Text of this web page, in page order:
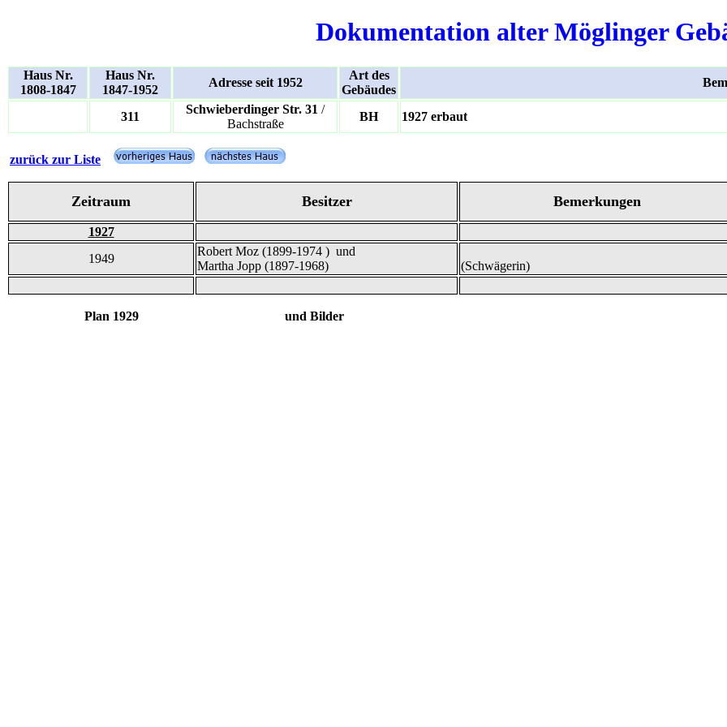
Dokumentation alter Möglinger
Haus Nr.
1808-1847
Haus Nr.
1847-1952
Adresse seit 1952
Art des
Gebäudes
311
Schwieberdinger Str. 31 /
Bachstraße
BH 1927 erbaut
zurück zur Liste
Zeitraum Besitzer Bemerkungen
1927
1949
Robert Moz (1899-1974 ) und
Martha Jopp (1897-1968)
(Schwägerin)
Plan 1929 und Bilder